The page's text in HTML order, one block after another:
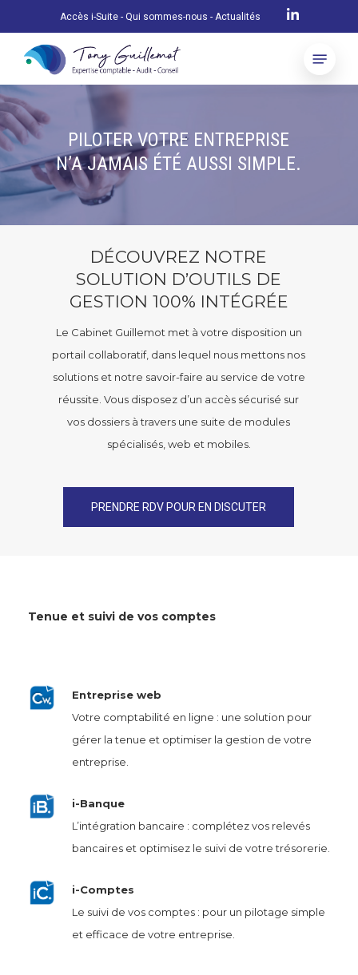
to
main
Accès i-Suite- Qui sommes-nous - Actualités
PILOTER VOTRE ENTREPRISE
N’A JAMAIS ÉTÉ AUSSI SIMPLE.
DÉCOUVREZ NOTRE
SOLUTION D’OUTILS DE
GESTION 100% INTÉGRÉE
Le Cabinet Guillemot met à votre disposition un
portail collaboratif, dans lequel nous mettons nos
solutions et notre savoir-faire au service de votre
réussite. Vous disposez d’un accès sécurisé sur
vos dossiers à travers une suite de modules
spécialisés, web et mobiles.
PRENDRE RDV POUR EN DISCUTER
Tenue et suivi de vos comptes
Entreprise web
Votre comptabilité en ligne : une solution pour
gérer la tenue et optimiser la gestion de votre
entreprise.
i-Banque
L’intégration bancaire : complétez vos relevés
bancaires et optimisez le suivi de votre trésorerie.
i-Comptes
Le suivi de vos comptes : pour un pilotage simple
et efficace de votre entreprise.